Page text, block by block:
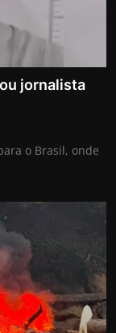
jornalista
o Brasil, onde